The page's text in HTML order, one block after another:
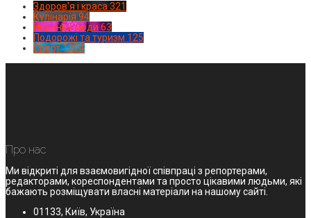
Здоров'я і краса 321
Кулінарія 94
Новинки моди 63
Подорожі та туризм 125
Спорт1224
Про нас
Ми відкриті для взаємовигідної співпраці з репортерами,
редакторами, кореспондентами та просто цікавими людьми, які
бажають розміщувати власні матеріали на нашому сайті.
01133, Київ, Україна